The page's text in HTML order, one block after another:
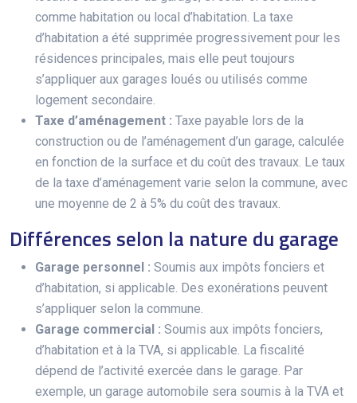
comme habitation ou local d’habitation. La taxe
d’habitation a été supprimée progressivement pour les
résidences principales, mais elle peut toujours
s’appliquer aux garages loués ou utilisés comme
logement secondaire.
Taxe d’aménagement : Taxe payable lors de la
construction ou de l’aménagement d’un garage, calculée
en fonction de la surface et du coût des travaux. Le taux
de la taxe d’aménagement varie selon la commune, avec
une moyenne de 2 à 5% du coût des travaux.
Différences selon la nature du garage
Garage personnel : Soumis aux impôts fonciers et
d’habitation, si applicable. Des exonérations peuvent
s’appliquer selon la commune.
Garage commercial : Soumis aux impôts fonciers,
d’habitation et à la TVA, si applicable. La fiscalité
dépend de l’activité exercée dans le garage. Par
exemple, un garage automobile sera soumis à la TVA et